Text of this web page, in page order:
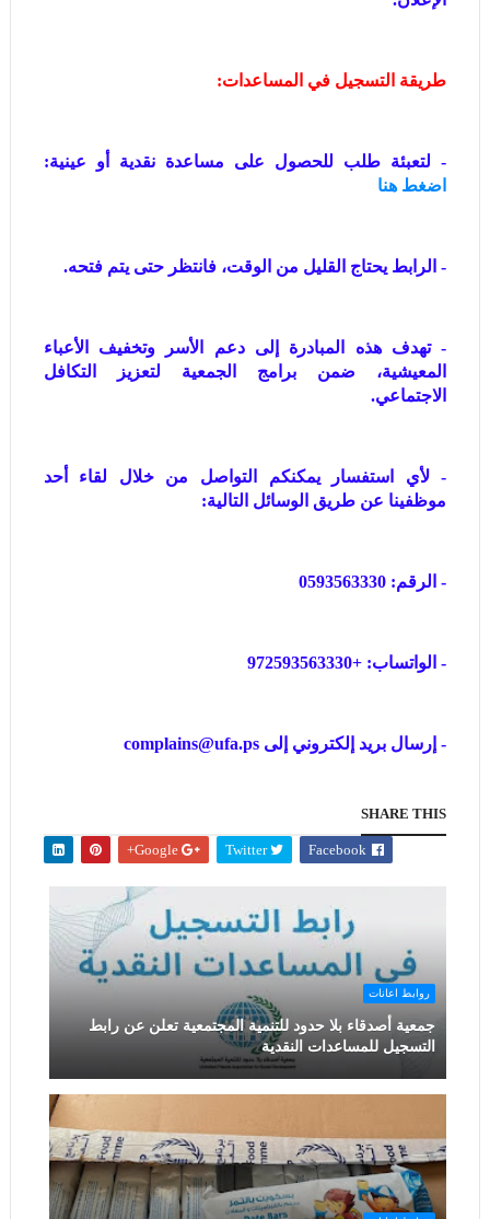
طريقة التسجيل في المساعدات:
- لتعبئة طلب للحصول على مساعدة نقدية أو عينية:
اضغط هنا
- الرابط يحتاج القليل من الوقت، فانتظر حتى يتم فتحه.
- تهدف هذه المبادرة إلى دعم الأسر وتخفيف الأعباء
المعيشية، ضمن برامج الجمعية لتعزيز التكافل
الاجتماعي.
- لأي استفسار يمكنكم التواصل من خلال لقاء أحد
موظفينا عن طريق الوسائل التالية:
- الرقم: 0593563330
- الواتساب: +972593563330
- إرسال بريد إلكتروني إلى complains@ufa.ps
SHARE THIS
Facebook
Twitter
Google+
روابط اعانات
جمعية أصدقاء بلا حدود للتنمية المجتمعية تعلن عن رابط
التسجيل للمساعدات النقدية